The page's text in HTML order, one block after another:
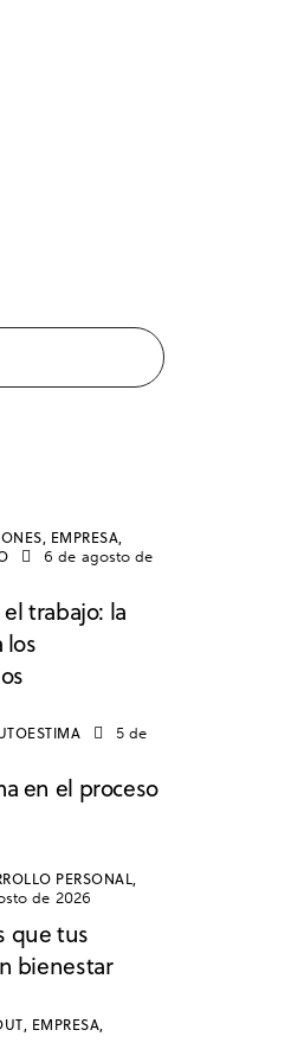
EMPRESA,
6 de agosto de
trabajo: la
los
5 de
en el proceso
PERSONAL,
de 2026
que tus
bienestar
EMPRESA,